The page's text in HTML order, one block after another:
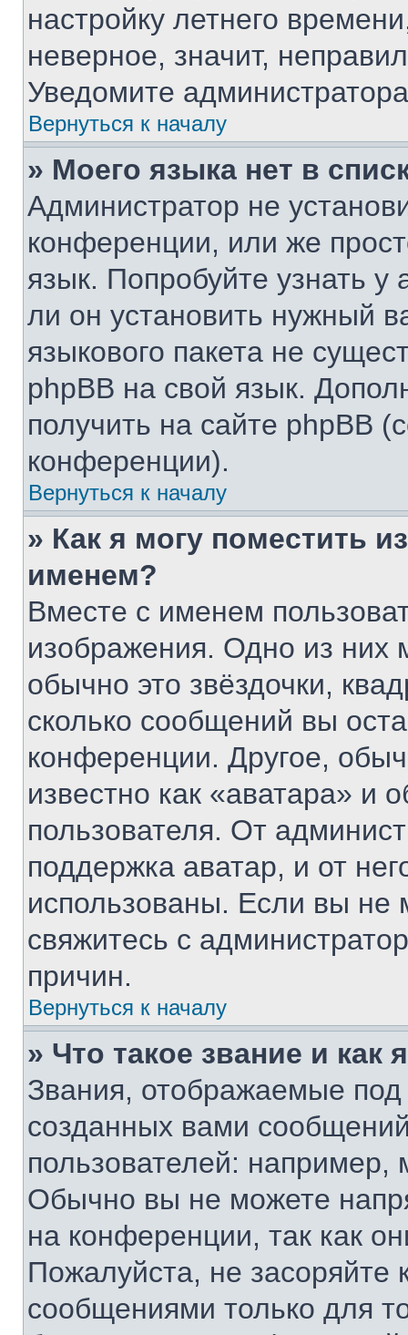
настройку летнего
неверное, значит,
Уведомите
Вернуться к началу
» Моего языка нет в
Администратор не
конференции, или же
язык. Попробуйте узнать
ли он установить нужный
языкового пакета не
phpBB на свой язык.
получить на сайте phpBB
конференции).
Вернуться к началу
» Как я могу поместить
именем?
Вместе с именем
изображения. Одно из них
обычно это звёздочки,
сколько сообщений вы
конференции. Другое,
известно как «аватара» и
пользователя. От
поддержка аватар, и от
использованы. Если вы не
свяжитесь с
причин.
Вернуться к началу
» Что такое звание и как
Звания, отображаемые
созданных вами
пользователей: например,
Обычно вы не можете
на конференции, так как
Пожалуйста, не
сообщениями только для